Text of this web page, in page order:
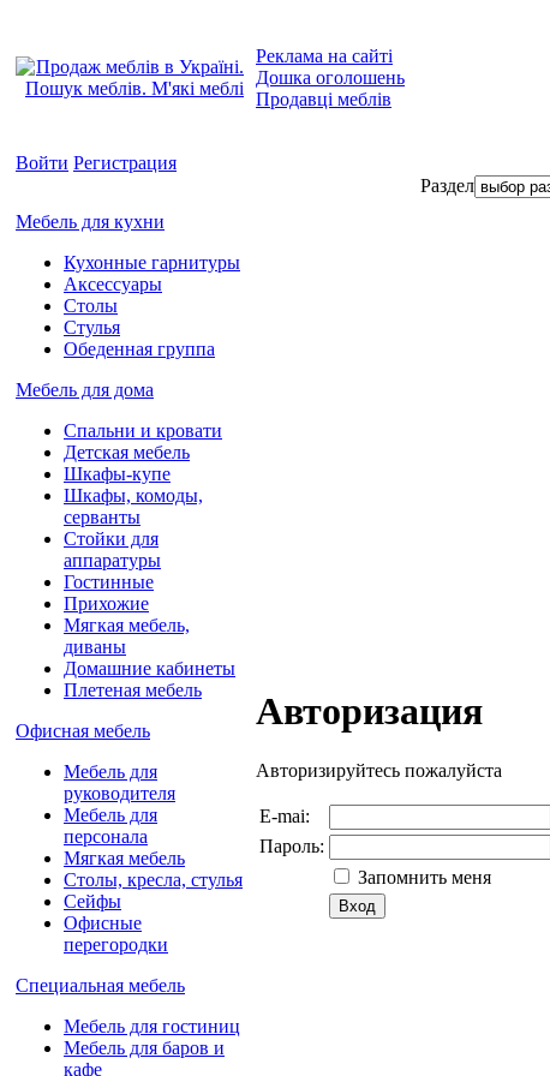
Реклама на сайті
Дошка оголошень
Продавці меблів
Войти Регистрация
Раздел
Мебель для кухни
Кухонные гарнитуры
Аксессуары
Столы
Стулья
Обеденная группа
Мебель для дома
Спальни и кровати
Детская мебель
Шкафы-купе
Шкафы, комоды,
серванты
Стойки для
аппаратуры
Гостинные
Прихожие
Мягкая мебель,
диваны
Домашние кабинеты
Плетеная мебель
Офисная мебель
Мебель для
руководителя
Мебель для
персонала
Мягкая мебель
Столы, кресла, стулья
Сейфы
Офисные
перегородки
Специальная мебель
Мебель для гостиниц
Мебель для баров и
кафе
Авторизация
Авторизируйтесь пожалуйста
E-mai:
Пароль:
Запомнить меня